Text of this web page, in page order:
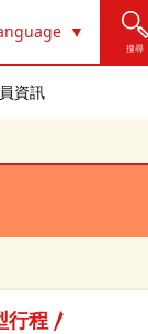
搜尋
資訊
行程